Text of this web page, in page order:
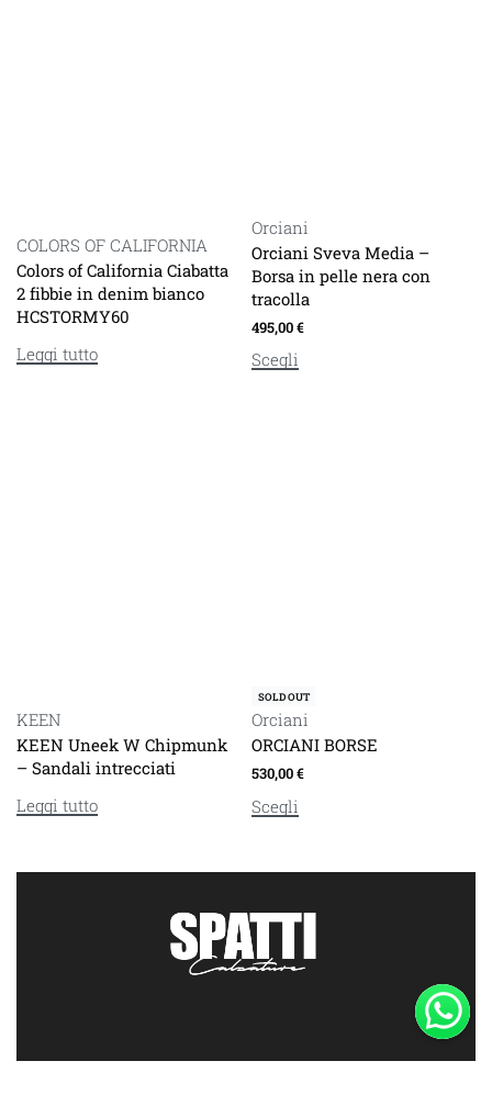
COLORS OF CALIFORNIA
Colors of California Ciabatta
2 fibbie in denim bianco
HCSTORMY60
Leggi tutto
Orciani
Orciani Sveva Media –
Borsa in pelle nera con
tracolla
495,00€
Scegli
KEEN
KEEN Uneek W Chipmunk
– Sandali intrecciati
Leggi tutto
SOLD OUT
Orciani
ORCIANI BORSE
530,00€
Scegli